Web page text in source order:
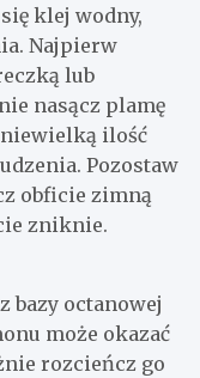
klej wodny,
Najpierw
lub
nasącz plamę
ilość
Pozostaw
obficie zimną
zniknie.
bazy octanowej
może okazać
rozcieńcz go